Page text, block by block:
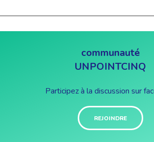
communauté
UNPOINTCINQ
Participez à la discussion sur
REJOINDRE